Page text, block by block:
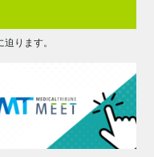
ります。